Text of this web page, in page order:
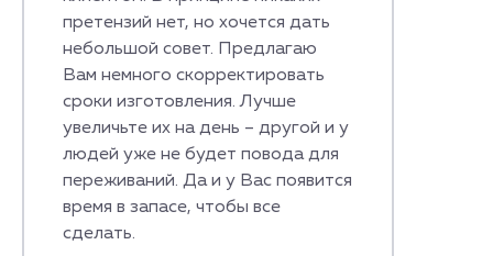
претензий нет, но хочется дать
небольшой совет. Предлагаю
Вам немного скорректировать
сроки изготовления. Лучше
увеличьте их на день – другой и у
людей уже не будет повода для
переживаний. Да и у Вас появится
время в запасе, чтобы все
сделать.